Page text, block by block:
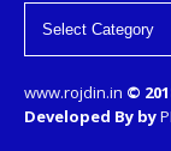
www.rojdin.in ©
Developed By by